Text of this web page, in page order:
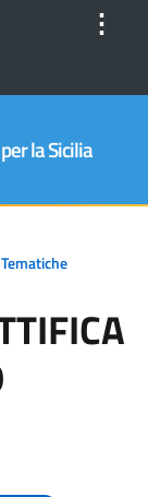
⋮
la Sicilia